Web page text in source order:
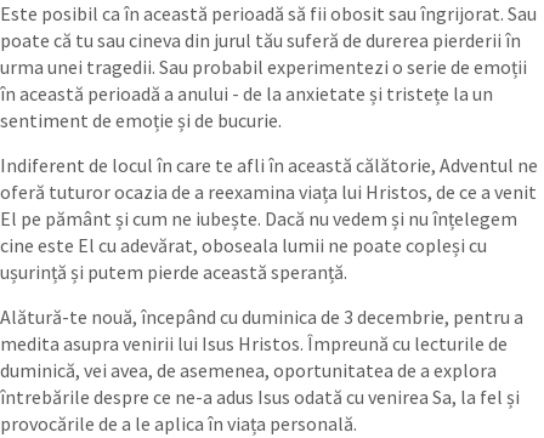
Este posibil ca în această perioadă să fii obosit sau îngrijorat. Sau
poate că tu sau cineva din jurul tău suferă de durerea pierderii în
urma unei tragedii. Sau probabil experimentezi o serie de emoții
în această perioadă a anului - de la anxietate și tristețe la un
sentiment de emoție și de bucurie.
Indiferent de locul în care te afli în această călătorie, Adventul ne
oferă tuturor ocazia de a reexamina viața lui Hristos, de ce a venit
El pe pământ și cum ne iubește. Dacă nu vedem și nu înțelegem
cine este El cu adevărat, oboseala lumii ne poate copleși cu
ușurință și putem pierde această speranță.
Alătură-te nouă, începând cu duminica de 3 decembrie, pentru a
medita asupra venirii lui Isus Hristos. Împreună cu lecturile de
duminică, vei avea, de asemenea, oportunitatea de a explora
întrebările despre ce ne-a adus Isus odată cu venirea Sa, la fel și
provocările de a le aplica în viața personală.